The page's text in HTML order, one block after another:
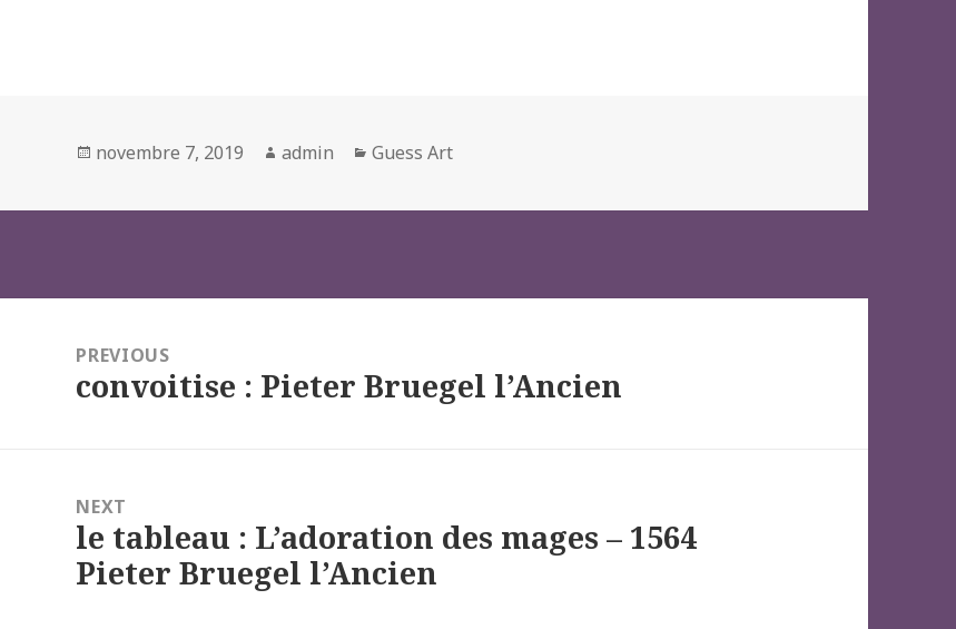
Posted
novembre 7, 2019 Author
admin Categories
Guess Art
l’article
PREVIOUS
Previous
convoitise : Pieter Bruegel l’Ancien
NEXT
Next
post:
le tableau : L’adoration des mages – 1564
Pieter Bruegel l’Ancien